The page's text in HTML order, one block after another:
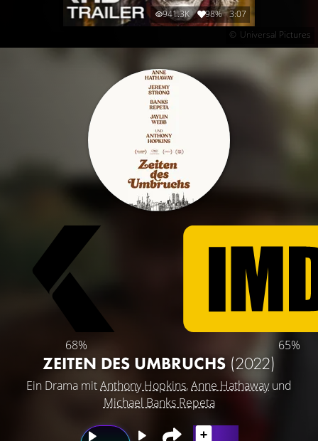
Universal Pictures
941.3K 98% 3:07
68% 65%
ZEITEN DES UMBRUCHS (2022)
Ein Drama mitAnthony Hopkins,Anne Hathawayund
Michael Banks Repeta